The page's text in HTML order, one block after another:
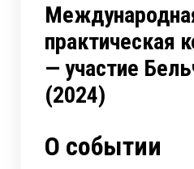
практическая
— участие
(2024)
О событии